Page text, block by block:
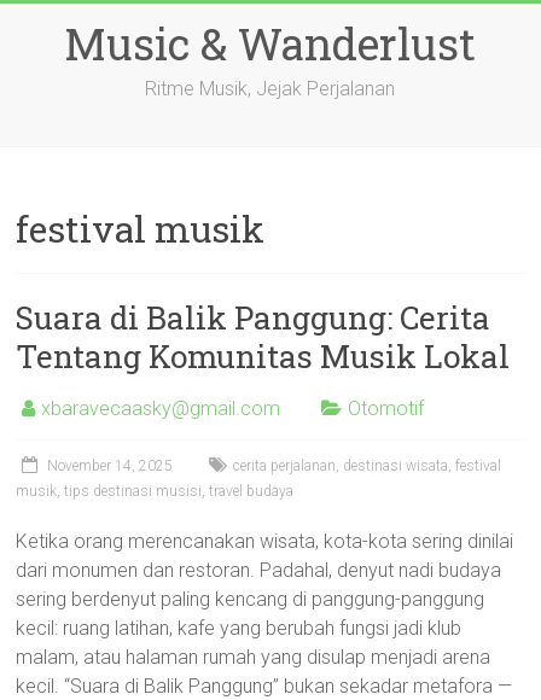
Music & Wanderlust
Ritme Musik, Jejak Perjalanan
festival musik
Suara di Balik Panggung: Cerita
Tentang Komunitas Musik Lokal
xbaravecaasky@gmail.com Otomotif
November 14, 2025 cerita perjalanan, destinasi wisata,festival
musik,tips destinasi musisi,travel budaya
Ketika orang merencanakan wisata, kota-kota sering dinilai
dari monumen dan restoran. Padahal, denyut nadi budaya
sering berdenyut paling kencang di panggung-panggung
kecil: ruang latihan, kafe yang berubah fungsi jadi klub
malam, atau halaman rumah yang disulap menjadi arena
kecil. “Suara di Balik Panggung” bukan sekadar metafora —